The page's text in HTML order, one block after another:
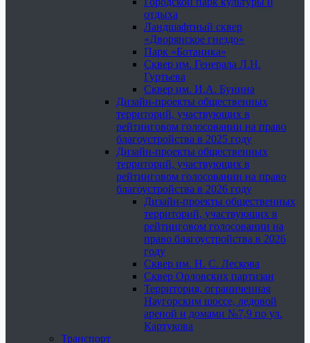
отдыха
Ландшафтный сквер
«Дворянское гнездо»
Парк «Ботаника»
Сквер им. Генерала Л.Н.
Гуртьева
Сквер им. И.А. Бунина
Дизайн-проекты общественных
территорий, участвующих в
рейтинговом голосовании на право
благоустройства в 2025 году
Дизайн-проекты общественных
территорий, участвующих в
рейтинговом голосовании на право
благоустройства в 2026 году
Дизайн-проекты общественных
территорий, участвующих в
рейтинговом голосовании на
право благоустройства в 2026
году
Сквер им. Н. С. Лескова
Сквер Орловских партизан
Территория, ограниченная
Наугорским шоссе, ледовой
ареной и домами №7,9 по ул.
Картукова
Транспорт